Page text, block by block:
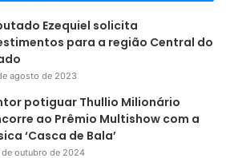
Ezequiel solicita
para a região Central do
agosto de 2023
potiguar Thullio Milionário
ao Prêmio Multishow com a
‘Casca de Bala’
de outubro de 2024